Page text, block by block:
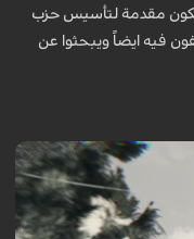
يكون مقدمة لتأسيس حزب
فيه ايضاً ويبحثوا عن